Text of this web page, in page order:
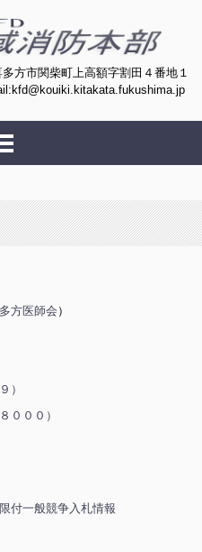
本部
柴町上高額字割田４番地１
方医師会 ）
）
０００）
付一般競争入札情報